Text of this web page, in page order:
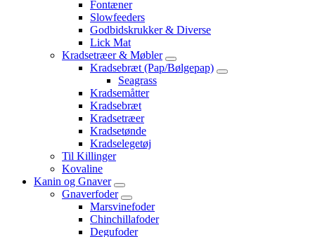
Fontæner
Slowfeeders
Godbidskrukker & Diverse
Lick Mat
Kradsetræer & Møbler
Kradsebræt (Pap/Bølgepap)
Seagrass
Kradsemåtter
Kradsebræt
Kradsetræer
Kradsetønde
Kradselegetøj
Til Killinger
Kovaline
Kanin og Gnaver
Gnaverfoder
Marsvinefoder
Chinchillafoder
Degufoder